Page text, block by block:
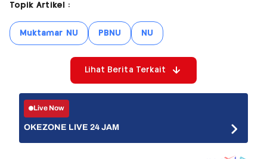
Topik Artikel :
Muktamar NU PBNU NU
Lihat Berita Terkait
Live Now
OKEZONE LIVE 24 JAM